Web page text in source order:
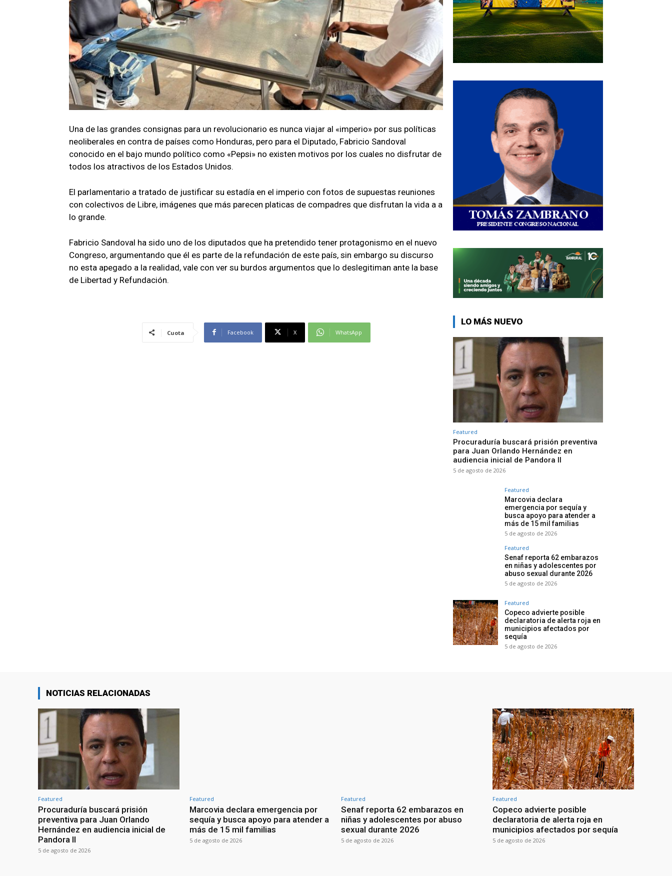
Una de las grandes consignas para un revolucionario es nunca viajar al «imperio» por sus políticas
neoliberales en contra de países como Honduras, pero para el Diputado, Fabricio Sandoval
conocido en el bajo mundo político como «Pepsi» no existen motivos por los cuales no disfrutar de
todos los atractivos de los Estados Unidos.
El parlamentario a tratado de justificar su estadía en el imperio con fotos de supuestas reuniones
con colectivos de Libre, imágenes que más parecen platicas de compadres que disfrutan la vida a a
lo grande.
Fabricio Sandoval ha sido uno de los diputados que ha pretendido tener protagonismo en el nuevo
Congreso, argumentando que él es parte de la refundación de este país, sin embargo su discurso
no esta apegado a la realidad, vale con ver su burdos argumentos que lo deslegitiman ante la base
de Libertad y Refundación.
Cuota Facebook X WhatsApp
LO MÁS NUEVO
Featured
Procuraduría buscará prisión preventiva
para Juan Orlando Hernández en
audiencia inicial de Pandora II
5 de agosto de 2026
Featured
Marcovia declara
emergencia por sequía y
busca apoyo para atender a
más de 15 mil familias
5 de agosto de 2026
Featured
Senaf reporta 62 embarazos
en niñas y adolescentes por
abuso sexual durante 2026
5 de agosto de 2026
Featured
Copeco advierte posible
declaratoria de alerta roja en
municipios afectados por
sequía
5 de agosto de 2026
NOTICIAS RELACIONADAS
Featured
Procuraduría buscará prisión
preventiva para Juan Orlando
Hernández en audiencia inicial de
Pandora II
5 de agosto de 2026
Featured
Marcovia declara emergencia por
sequía y busca apoyo para atender a
más de 15 mil familias
5 de agosto de 2026
Featured
Senaf reporta 62 embarazos en
niñas y adolescentes por abuso
sexual durante 2026
5 de agosto de 2026
Featured
Copeco advierte posible
declaratoria de alerta roja en
municipios afectados por sequía
5 de agosto de 2026